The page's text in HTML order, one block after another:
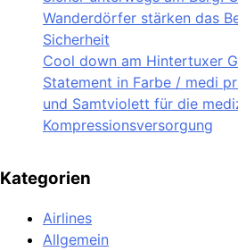
Wanderdörfer stärken das
Sicherheit
Cool down am Hintertuxer
Statement in Farbe / medi
und Samtviolett für die
Kompressionsversorgung
Kategorien
Airlines
Allgemein